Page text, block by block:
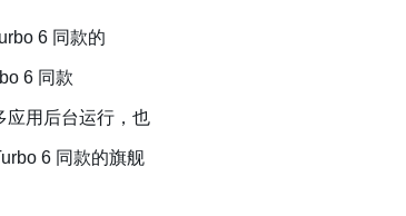
6 同款的
6 同款
应用后台运行，也
6 同款的旗舰